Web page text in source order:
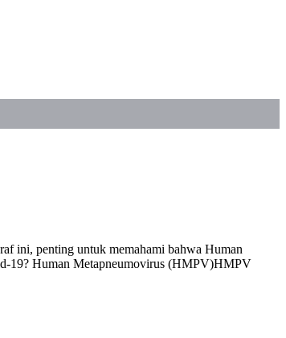
ini, penting untuk memahami bahwa Human
19? Human Metapneumovirus (HMPV)HMPV